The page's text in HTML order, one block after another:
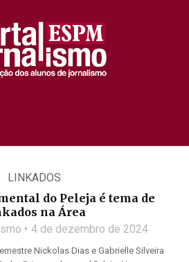
LINKADOS
do Peleja é tema de
na Área
4 de dezembro de 2024
Nickolas Dias e Gabrielle Silveira